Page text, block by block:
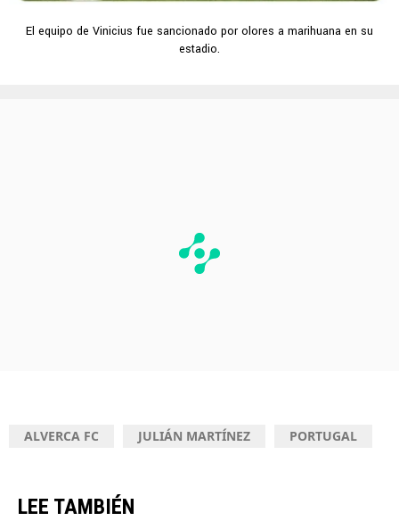
El equipo de Vinicius fue sancionado por olores a marihuana en su
estadio.
ALVERCA FC JULIÁN MARTÍNEZ PORTUGAL
LEE TAMBIÉN